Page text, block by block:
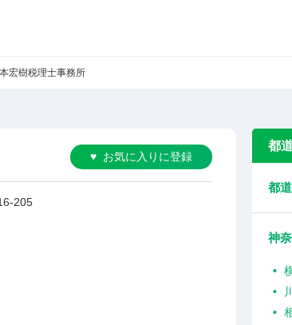
宏樹税理士事務所
お気に入りに登録
205
都
都
神